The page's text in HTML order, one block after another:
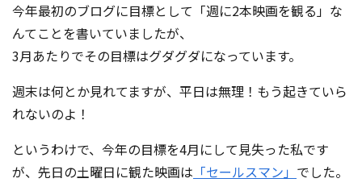
事務局アウトソーシング
マーケットデータ
コンテスト情報及びプレゼン
ト情報を「Koubo」に無料で
紹介させていただきます
無料掲載お申し込み
今年最初のブログに目標として「週に2本映画を観る」な
んてことを書いていましたが、
3月あたりでその目標はグダグダになっています。
週末は何とか見れてますが、平日は無理！もう起きていら
れないのよ！
というわけで、今年の目標を4月にして見失った私です
が、先日の土曜日に観た映画は 「セールスマン」 でした。